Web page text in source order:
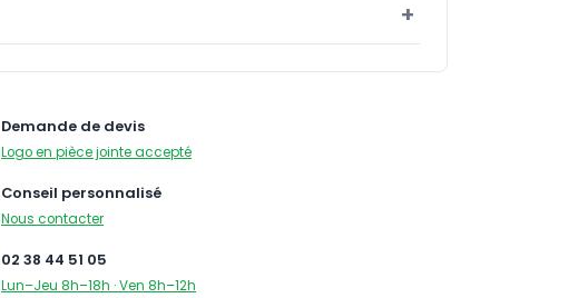
Demande de devis
Logo en pièce jointe accepté
Conseil personnalisé
Nous contacter
02 38 44 51 05
Lun–Jeu 8h–18h · Ven 8h–12h